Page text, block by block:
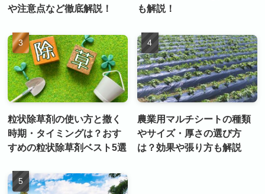
や注意点など徹底解説！
も解説！
粒状除草剤の使い方と撒く
時期・タイミングは？おす
すめの粒状除草剤ベスト5選
農業用マルチシートの種類
やサイズ・厚さの選び方
は？効果や張り方も解説